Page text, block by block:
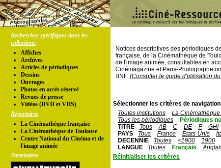
Recherches spécifiques dans les
collections
Affiches
Archives
Articles de périodiques
Dessins
Ouvrages
Photos en accés réservé
Revues de presse
Vidéos (DVD et VHS)
Répertoires
La Cinémathèque française
La Cinémathèque de Toulouse
Centre National du Cinéma et de
l'image animée
Partenaires
Notices descriptives des périodiques
française, de la Cinémathèque de
de l'image animée, consultables en
Cinémagazine et Paris-Photographe
BNF. (Consulter le guide d'utilisation
Sélectionner les critères de navigation
Toutes institutions
La
Tous les périodiques
Périodiques
TITRE
Tous AB C DE F GHI
PAYS
Tous France Etats-Unis
DECENNIE
Toutes <1900 1900
LANGUE
Toutes Français
Réinitialiser les critères